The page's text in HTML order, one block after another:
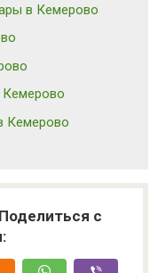
в Кемерово
Кемерово
Кемерово
с